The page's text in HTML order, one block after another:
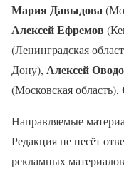
Мария Давыдова
Алексей Ефремов
(Ленинградская
Дону), Алексей
(Московская область),
Направляемые
Редакция не несёт
рекламных